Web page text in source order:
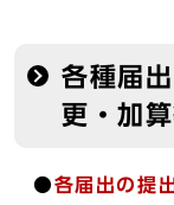
各種届
更・加
●各届出の提